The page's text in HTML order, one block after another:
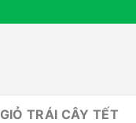
GIỎ TRÁI CÂY TẾT